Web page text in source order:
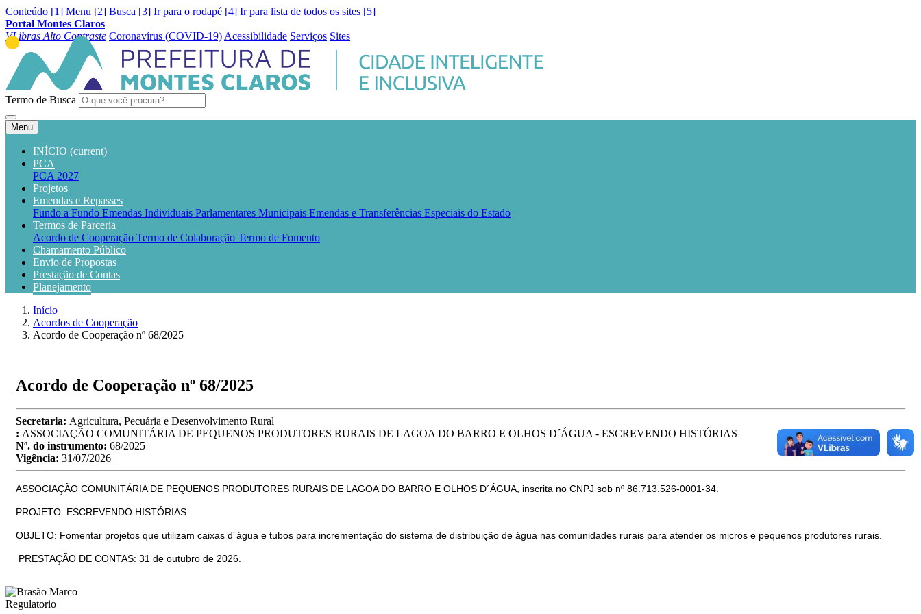
Conteúdo [1] Menu [2] Busca [3] Ir para o rodapé [4] Ir para lista de todos os sites [5]
Portal Montes Claros
VLibras Alto Contraste Coronavírus (COVID-19) Acessibilidade Serviços Sites
Termo de Busca
Menu
INÍCIO (current)
PCA
PCA 2027
Projetos
Emendas e Repasses
Fundo a Fundo Emendas Individuais Parlamentares Municipais Emendas e Transferências Especiais do Estado
Termos de Parceria
Acordo de Cooperação Termo de Colaboração Termo de Fomento
Chamamento Público
Envio de Propostas
Prestação de Contas
Planejamento
Início
Acordos de Cooperação
Acordo de Cooperação nº 68/2025
Acordo de Cooperação nº 68/2025
Secretaria: Agricultura, Pecuária e Desenvolvimento Rural
: ASSOCIAÇÃO COMUNITÁRIA DE PEQUENOS PRODUTORES RURAIS DE LAGOA DO BARRO E OLHOS D´ÁGUA - ESCREVENDO HISTÓRIAS
Nº. do instrumento: 68/2025
Vigência: 31/07/2026
ASSOCIAÇÃO COMUNITÁRIA DE PEQUENOS PRODUTORES RURAIS DE LAGOA DO BARRO E OLHOS D´ÁGUA, inscrita no CNPJ sob nº 86.713.526-0001-34.
PROJETO: ESCREVENDO HISTÓRIAS.
OBJETO: Fomentar projetos que utilizam caixas d´água e tubos para incrementação do sistema de distribuição de água nas comunidades rurais para atender os micros e pequenos produtores rurais.
PRESTAÇÃO DE CONTAS: 31 de outubro de 2026.